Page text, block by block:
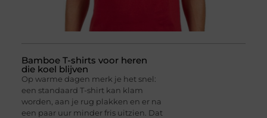
Bamboe T-shirts voor heren
die koel blijven
Op warme dagen merk je het snel:
een standaard T-shirt kan klam
worden, aan je rug plakken en er na
een paar uur minder fris uitzien. Dat